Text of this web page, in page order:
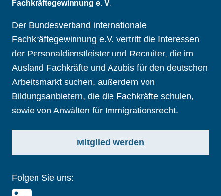
Fachkräftegewinnung e. V.
Der Bundesverband internationale
Fachkräftegewinnung e.V. vertritt die Interessen
der Personaldienstleister und Recruiter, die im
Ausland Fachkräfte und Azubis für den deutschen
Arbeitsmarkt suchen, außerdem von
Bildungsanbietern, die die Fachkräfte schulen,
sowie von Anwälten für Immigrationsrecht.
Mitglied werden
Folgen Sie uns: